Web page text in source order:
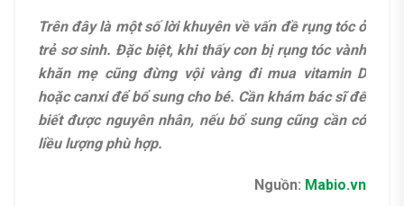
Trên đây là một số lời khuyên về vấn đề rụng tóc ở
trẻ sơ sinh. Đặc biệt, khi thấy con bị rụng tóc vành
khăn mẹ cũng đừng vội vàng đi mua vitamin D
hoặc canxi để bổ sung cho bé. Cần khám bác sĩ để
biết được nguyên nhân, nếu bổ sung cũng cần có
liều lượng phù hợp.
Nguồn: Mabio.vn